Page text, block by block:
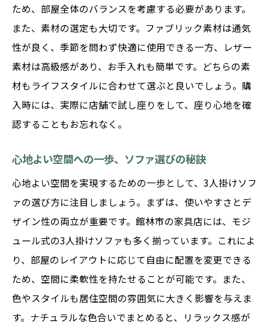
おしゃれなリビングを演出するソファの選
び方
館林市で選ぶスタイリッシュなソファ
リビングを彩る3人掛けソファの提案
センスが光るソファ選びのコツ
館林市のソファで創る魅力的な空間
ァ
ため、部屋全体のバランスを考慮する必要があります。
また、素材の選定も大切です。ファブリック素材は通気
性が良く、季節を問わず快適に使用できる一方、レザー
素材は高級感があり、お手入れも簡単です。どちらの素
材もライフスタイルに合わせて選ぶと良いでしょう。購
入時には、実際に店舗で試し座りをして、座り心地を確
認することもお忘れなく。
心地よい空間への一歩、ソファ選びの秘訣
心地よい空間を実現するための一歩として、3人掛けソフ
ァの選び方に注目しましょう。まずは、使いやすさとデ
ザイン性の両立が重要です。館林市の家具店には、モジ
ュール式の3人掛けソファも多く揃っています。これによ
り、部屋のレイアウトに応じて自由に配置を変更できる
ため、空間に柔軟性を持たせることが可能です。また、
色やスタイルも居住空間の雰囲気に大きく影響を与えま
す。ナチュラルな色合いでまとめると、リラックス感が